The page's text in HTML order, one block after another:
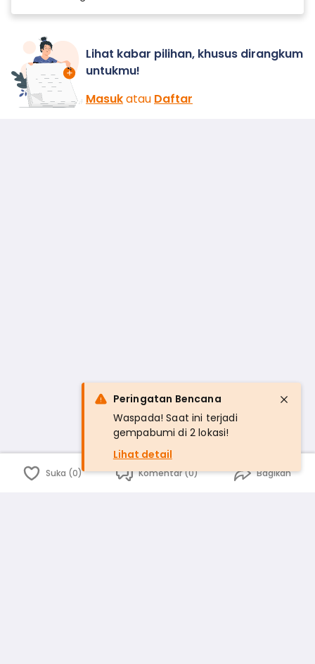
Lihat kabar pilihan, khusus dirangkum
untukmu!
Masukatau Daftar
Suka (0) Komentar (0) Bagikan
Peringatan Bencana
Waspada! Saat ini terjadi
gempabumi di 2 lokasi!
Lihat detail